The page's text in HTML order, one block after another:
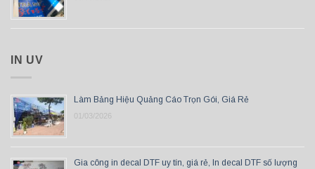
IN UV
Làm Bảng Hiệu Quảng Cáo Trọn Gói, Giá Rẻ
01/03/2026
Gia công in decal DTF uy tín, giá rẻ, In decal DTF số lượng